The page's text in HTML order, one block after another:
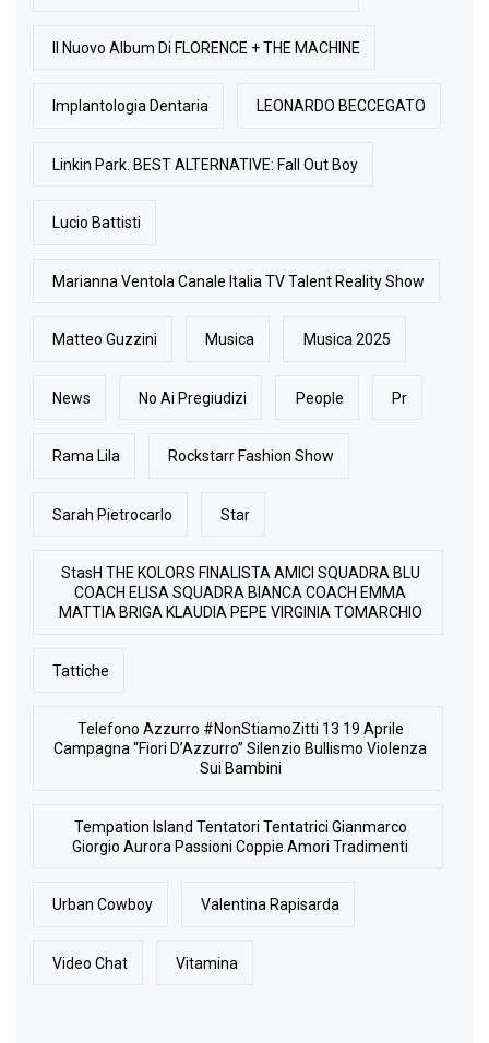
Il Nuovo Album Di FLORENCE + THE MACHINE
Implantologia Dentaria LEONARDO BECCEGATO
Linkin Park. BEST ALTERNATIVE: Fall Out Boy
Lucio Battisti
Marianna Ventola Canale Italia TV Talent Reality Show
Matteo Guzzini Musica Musica 2025
News No Ai Pregiudizi People Pr
Rama Lila Rockstarr Fashion Show
Sarah Pietrocarlo Star
StasH THE KOLORS FINALISTA AMICI SQUADRA BLU
COACH ELISA SQUADRA BIANCA COACH EMMA
MATTIA BRIGA KLAUDIA PEPE VIRGINIA TOMARCHIO
Tattiche
Telefono Azzurro #NonStiamoZitti 13 19 Aprile
Campagna “Fiori D’Azzurro” Silenzio Bullismo Violenza
Sui Bambini
Tempation Island Tentatori Tentatrici Gianmarco
Giorgio Aurora Passioni Coppie Amori Tradimenti
Urban Cowboy Valentina Rapisarda
Video Chat Vitamina